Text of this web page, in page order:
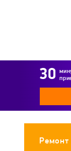
Ремонт